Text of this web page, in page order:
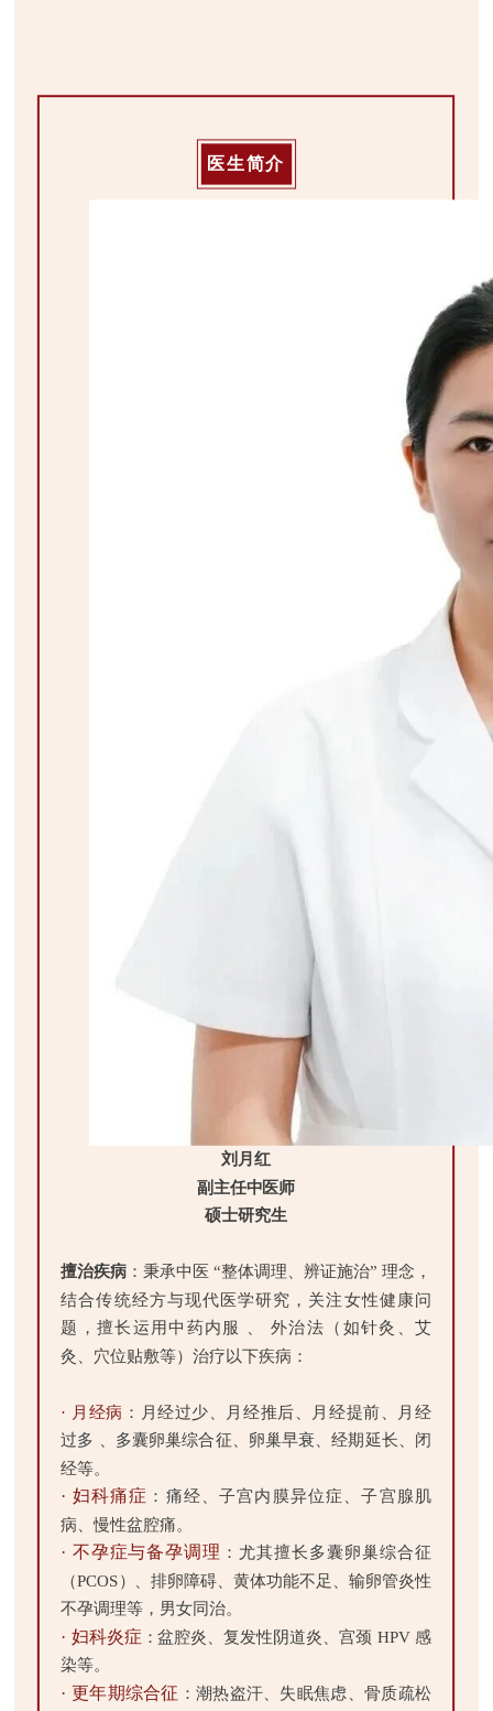
医生简介
刘月红
副主任中医师
硕士研究生
擅治疾病 ：秉承中医 “整体调理、辨证施治” 理念，
结合传统经方与现代医学研究，关注女性健康问
题，擅长运用中药内服 、 外治法（如针灸、艾
灸、穴位贴敷等）治疗以下疾病：
· 月经病 ：月经过少、月经推后、月经提前、月经
过多 、多囊卵巢综合征、卵巢早衰、经期延长、闭
经等。
· 妇科痛症 ：痛经、子宫内膜异位症、子宫腺肌
病、慢性盆腔痛。
· 不孕症与备孕调理 ：尤其擅长多囊卵巢综合征
（PCOS）、排卵障碍、黄体功能不足、输卵管炎性
不孕调理等，男女同治。
· 妇科炎症 ：盆腔炎、复发性阴道炎、宫颈 HPV 感
染等。
· 更年期综合征 ：潮热盗汗、失眠焦虑、骨质疏松